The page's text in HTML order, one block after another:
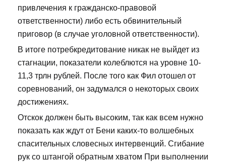
привлечения к гражданско-правовой
ответственности) либо есть обвинительный
приговор (в случае уголовной ответственности).
В итоге потребкредитование никак не выйдет из
стагнации, показатели колеблются на уровне 10-
11,3 трлн рублей. После того как Фил отошел от
соревнований, он задумался о некоторых своих
достижениях.
Отскок должен быть высоким, так как всем нужно
показать как ждут от Бени каких-то волшебных
спасительных словесных интервенций. Сгибание
рук со штангой обратным хватом При выполнении